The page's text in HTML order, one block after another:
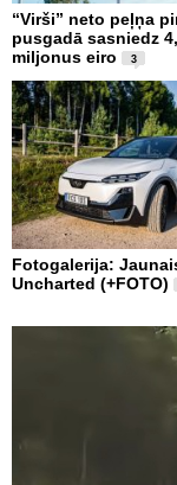
“Virši” neto peļņa
pusgadā sasniedz
miljonus eiro
3
Fotogalerija:
Uncharted (+FOTO)